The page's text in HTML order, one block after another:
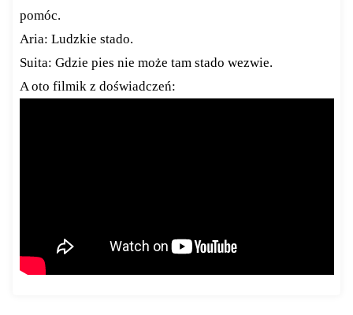
pomóc.
Aria: Ludzkie stado.
Suita: Gdzie pies nie może tam stado wezwie.
A oto filmik z doświadczeń: